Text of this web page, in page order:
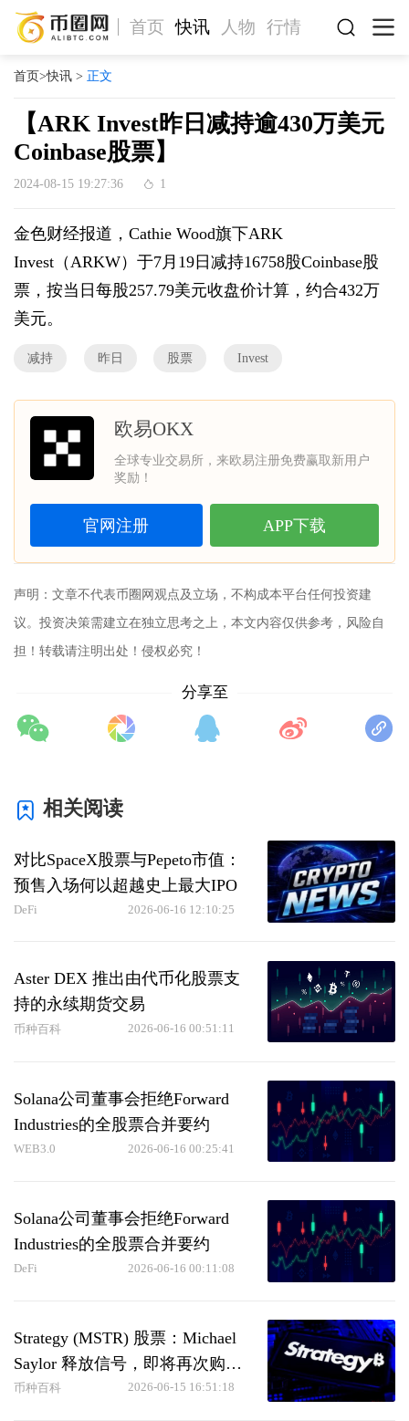
首页 快讯 人物 行情
首页>快讯> 正文
【ARK Invest昨日减持逾430万美元
Coinbase股票】
2024-08-15 19:27:36 1
金色财经报道，Cathie Wood旗下ARK
Invest（ARKW）于7月19日减持16758股Coinbase股
票，按当日每股257.79美元收盘价计算，约合432万
美元。
减持 昨日 股票 Invest
欧易OKX
全球专业交易所，来欧易注册免费赢取新用户
奖励！
官网注册 APP下载
声明：文章不代表币圈网观点及立场，不构成本平台任何投资建
议。投资决策需建立在独立思考之上，本文内容仅供参考，风险自
担！转载请注明出处！侵权必究！
分享至
相关阅读
对比SpaceX股票与Pepeto市值：
预售入场何以超越史上最大IPO
DeFi 2026-06-16 12:10:25
Aster DEX 推出由代币化股票支
持的永续期货交易
币种百科 2026-06-16 00:51:11
Solana公司董事会拒绝Forward
Industries的全股票合并要约
WEB3.0 2026-06-16 00:25:41
Solana公司董事会拒绝Forward
Industries的全股票合并要约
DeFi 2026-06-16 00:11:08
Strategy (MSTR) 股票：Michael
Saylor 释放信号，即将再次购入
比特币
币种百科 2026-06-15 16:51:18